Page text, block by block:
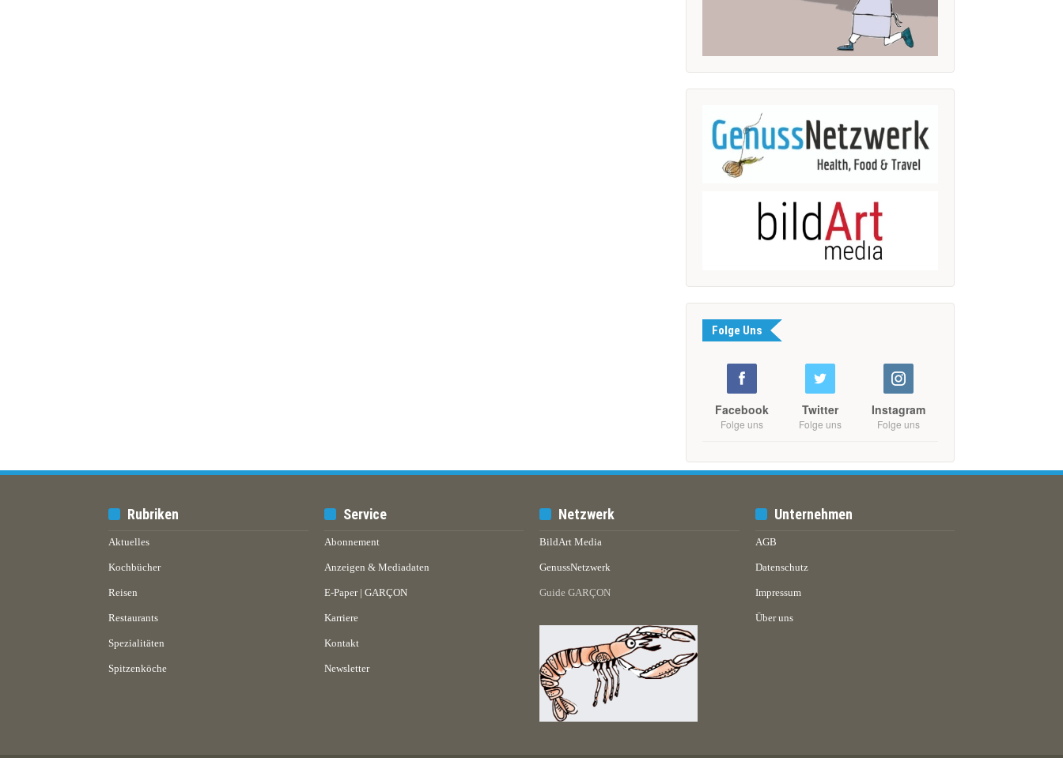
Folge Uns
Facebook
Folge uns
Twitter
Folge uns
Instagram
Folge uns
Rubriken
Aktuelles
Kochbücher
Reisen
Restaurants
Spezialitäten
Spitzenköche
Service
Abonnement
Anzeigen & Mediadaten
E-Paper | GARÇON
Karriere
Kontakt
Newsletter
Netzwerk
BildArt Media
GenussNetzwerk
Guide GARÇON
Unternehmen
AGB
Datenschutz
Impressum
Über uns